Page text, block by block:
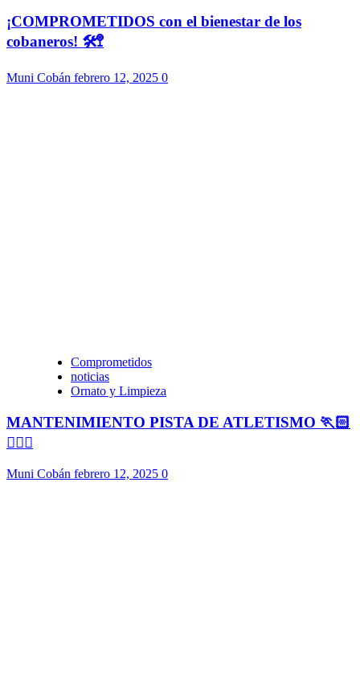
¡COMPROMETIDOS con el bienestar de los
cobaneros! 🛠️🚏
Muni Cobán febrero 12, 2025 0
Comprometidos
noticias
Ornato y Limpieza
MANTENIMIENTO PISTA DE ATLETISMO 🏃🏻
🏃🏻‍♀️
Muni Cobán febrero 12, 2025 0